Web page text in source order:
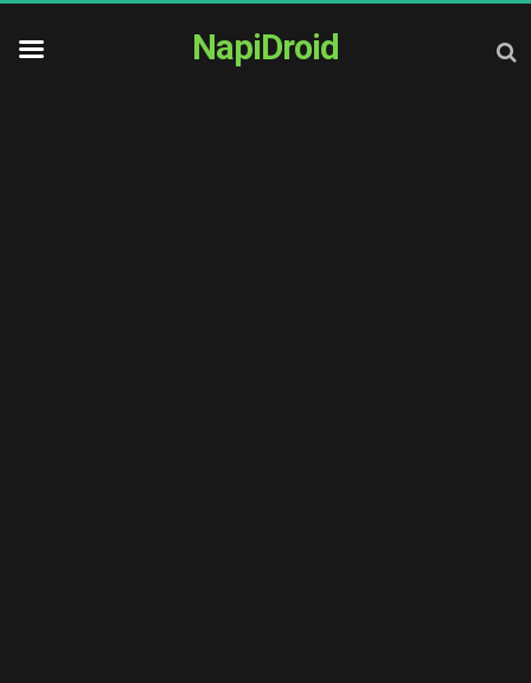
NapiDroid